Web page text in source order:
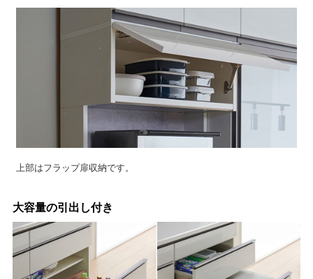
上部はフラップ扉収納です。
大容量の引出し付き